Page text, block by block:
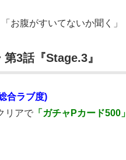
「お腹がすいてないか聞く」
3話『Stage.3』
合ラブ度)
リアで 「ガチャPカード500」